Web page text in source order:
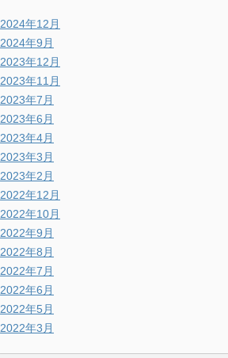
2024年12月
2024年9月
2023年12月
2023年11月
2023年7月
2023年6月
2023年4月
2023年3月
2023年2月
2022年12月
2022年10月
2022年9月
2022年8月
2022年7月
2022年6月
2022年5月
2022年3月